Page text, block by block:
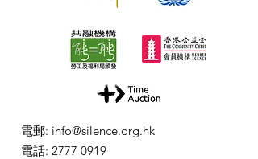
電郵: info@silence.org.hk
電話: 2777 0919